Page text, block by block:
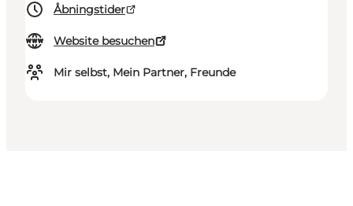
Åbningstider
Website besuchen
Mir selbst, Mein Partner, Freunde